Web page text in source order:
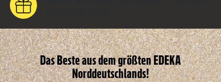
Das Beste aus dem größten EDEKA
Norddeutschlands!